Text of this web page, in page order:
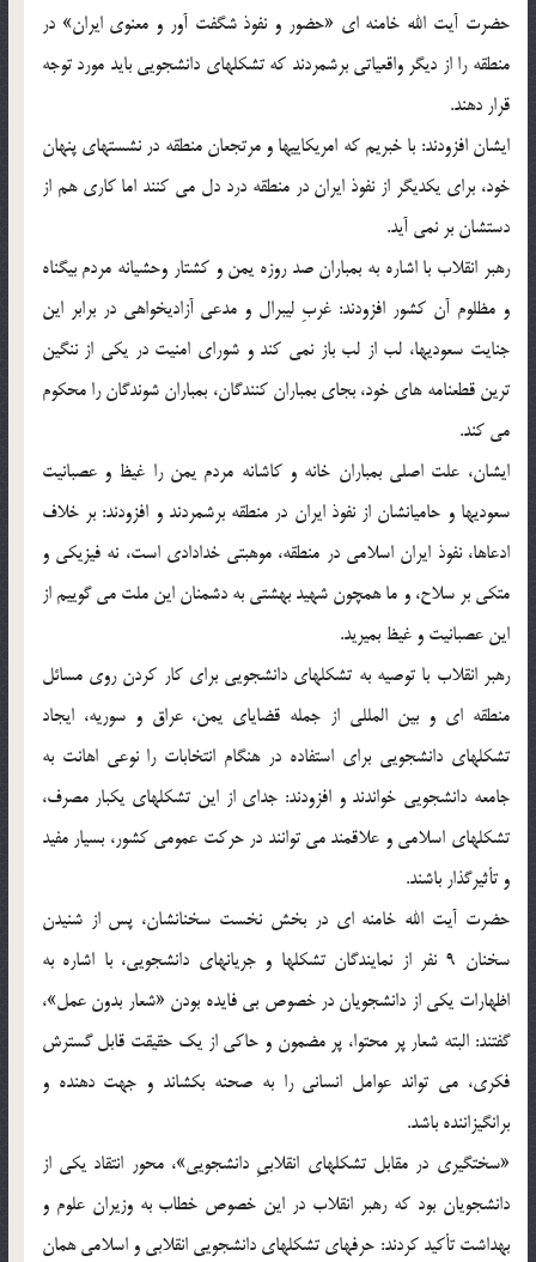
حضرت آیت الله خامنه ای «حضور و نفوذ شگفت آور و معنوی ایران» در
منطقه را از دیگر واقعیاتی برشمردند که تشکلهای دانشجویی باید مورد توجه
قرار دهند.
ایشان افزودند: با خبریم که امریکاییها و مرتجعان منطقه در نشستهای پنهان
خود، برای یکدیگر از نفوذ ایران در منطقه درد دل می کنند اما کاری هم از
دستشان بر نمی آید.
رهبر انقلاب با اشاره به بمباران صد روزه یمن و کشتار وحشیانه مردم بیگناه
و مظلوم آن کشور افزودند: غربِ لیبرال و مدعی آزادیخواهی در برابر این
جنایت سعودیها، لب از لب باز نمی کند و شورای امنیت در یکی از ننگین
ترین قطعنامه های خود، بجای بمباران کنندگان، بمباران شوندگان را محکوم
می کند.
ایشان، علت اصلی بمباران خانه و کاشانه مردم یمن را غیظ و عصبانیت
سعودیها و حامیانشان از نفوذ ایران در منطقه برشمردند و افزودند: بر خلاف
ادعاها، نفوذ ایران اسلامی در منطقه، موهبتی خدادادی است، نه فیزیکی و
متکی بر سلاح، و ما همچون شهید بهشتی به دشمنان این ملت می گوییم از
این عصبانیت و غیظ بمیرید.
رهبر انقلاب با توصیه به تشکلهای دانشجویی برای کار کردن روی مسائل
منطقه ای و بین المللی از جمله قضایای یمن، عراق و سوریه، ایجاد
تشکلهای دانشجویی برای استفاده در هنگام انتخابات را نوعی اهانت به
جامعه دانشجویی خواندند و افزودند: جدای از این تشکلهای یکبار مصرف،
تشکلهای اسلامی و علاقمند می توانند در حرکت عمومی کشور، بسیار مفید
و تأثیرگذار باشند.
حضرت آیت الله خامنه ای در بخش نخست سخنانشان، پس از شنیدن
سخنان 9 نفر از نمایندگان تشکلها و جریانهای دانشجویی، با اشاره به
اظهارات یکی از دانشجویان در خصوص بی فایده بودن «شعار بدون عمل»،
گفتند: البته شعار پر محتوا، پر مضمون و حاکی از یک حقیقت قابل گسترش
فکری، می تواند عوامل انسانی را به صحنه بکشاند و جهت دهنده و
برانگیزاننده باشد.
«سختگیری در مقابل تشکلهای انقلابیِ دانشجویی»، محور انتقاد یکی از
دانشجویان بود که رهبر انقلاب در این خصوص خطاب به وزیران علوم و
بهداشت تأکید کردند: حرفهای تشکلهای دانشجویی انقلابی و اسلامی همان